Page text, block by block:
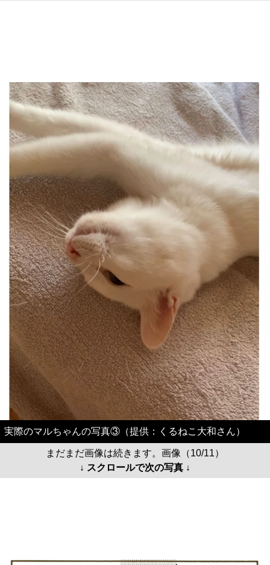
実際のマルちゃんの写真③（提供：くるねこ大和さん）
まだまだ画像は続きます。画像（10/11）
↓ スクロールで次の写真 ↓